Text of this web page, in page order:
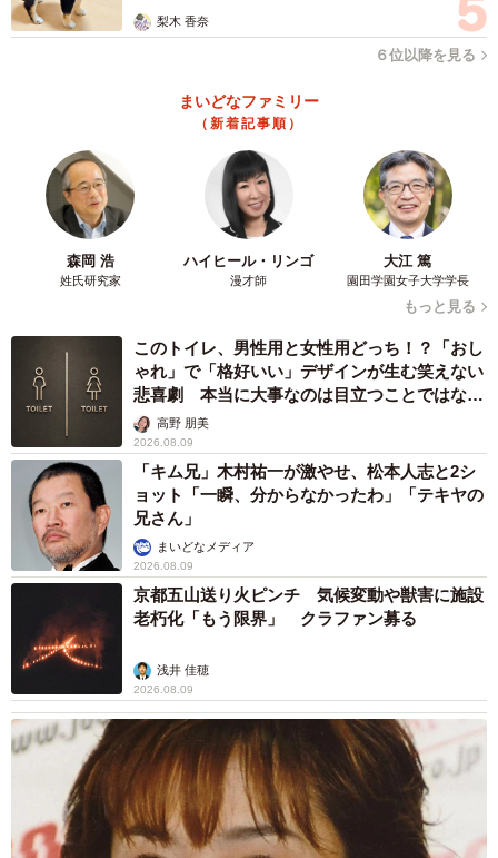
るので、とりあえず時間の許す限りはだるさを感じたら眠
るようにしている（31歳女性）
に思い出してしまうだけなので、できるだけ早くお風呂に
入ってから寝る（40歳男性）
【6位：音楽を聴く】
・車を運転している時に、韓国のアイドルグループの曲を
大音量で聴く。スマホより車のステレオのほうが音が良く
ライブ感がある。一緒に歌ったり、推しさんの声を聴くと
・気分が落ちている時やイライラしている時は、好きなア
ーティストのアップテンポな曲を聴くようにしています。
音楽につられて気分が上がり、モヤッとしていた気持ちが
軽くなります（35歳男性）
【7位：お酒を飲む】
・3歳児を子育てしてる専業主婦なのですが、子どもが寝た
あとにチューハイ片手にお菓子をつまむことがストレス解
消です（32歳女性）
・帰宅して、すぐに冷やしておいた缶酎ハイを一気に飲む
こと。その後、お酒を飲みながら晩ご飯を作り、晩酌をす
ることです（37歳男性）
梨木 香奈
６位以降を見る
まいどなファミリー
（新着記事順）
森岡 浩
姓氏研究家
ハイヒール・リンゴ
漫才師
大江 篤
園田学園女子大学学長
もっと見る
このトイレ、男性用と女性用どっち！？「おし
ゃれ」で「格好いい」デザインが生む笑えない
悲喜劇 本当に大事なのは目立つことではな
く…高野 朋美
2026.08.09
「キム兄」木村祐一が激やせ、松本人志と2シ
ョット「一瞬、分からなかったわ」「テキヤの
兄さん」
まいどなメディア
2026.08.09
京都五山送り火ピンチ 気候変動や獣害に施設
老朽化「もう限界」 クラファン募る
浅井 佳穂
2026.08.09